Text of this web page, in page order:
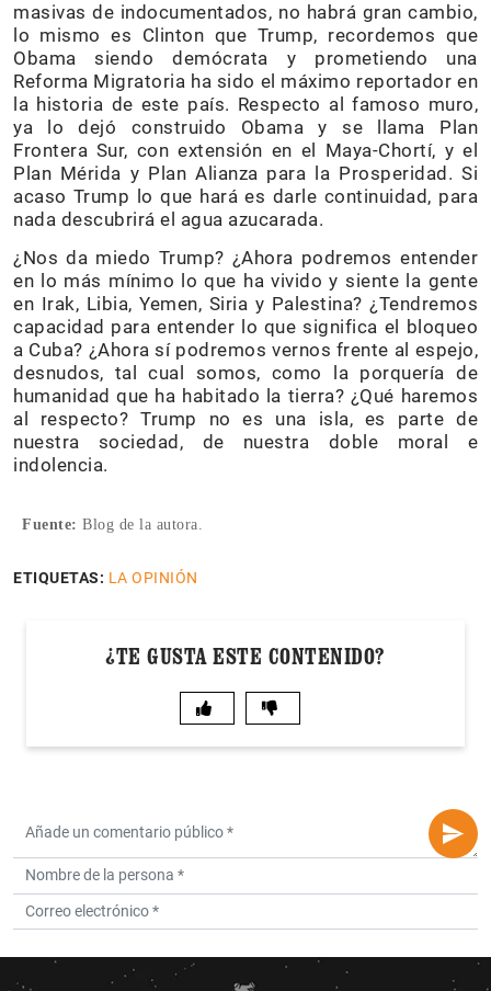
masivas de indocumentados, no habrá gran cambio,
lo mismo es Clinton que Trump, recordemos que
Obama siendo demócrata y prometiendo una
Reforma Migratoria ha sido el máximo reportador en
la historia de este país. Respecto al famoso muro,
ya lo dejó construido Obama y se llama Plan
Frontera Sur, con extensión en el Maya-Chortí, y el
Plan Mérida y Plan Alianza para la Prosperidad. Si
acaso Trump lo que hará es darle continuidad, para
nada descubrirá el agua azucarada.
¿Nos da miedo Trump? ¿Ahora podremos entender
en lo más mínimo lo que ha vivido y siente la gente
en Irak, Libia, Yemen, Siria y Palestina? ¿Tendremos
capacidad para entender lo que significa el bloqueo
a Cuba? ¿Ahora sí podremos vernos frente al espejo,
desnudos, tal cual somos, como la porquería de
humanidad que ha habitado la tierra? ¿Qué haremos
al respecto? Trump no es una isla, es parte de
nuestra sociedad, de nuestra doble moral e
indolencia.
Fuente: Blog de la autora.
ETIQUETAS: LA OPINIÓN
¿TE GUSTA ESTE CONTENIDO?